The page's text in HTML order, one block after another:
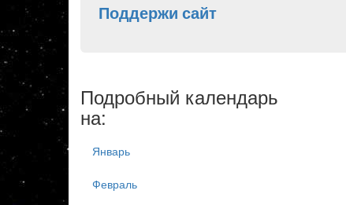
Поддержи сайт
Подробный календарь
на:
Январь
Февраль